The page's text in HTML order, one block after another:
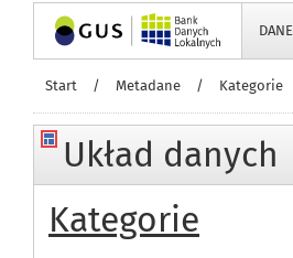
Strona główna DANE
Start / Metadane / Kategorie
Układ danych
Kategorie